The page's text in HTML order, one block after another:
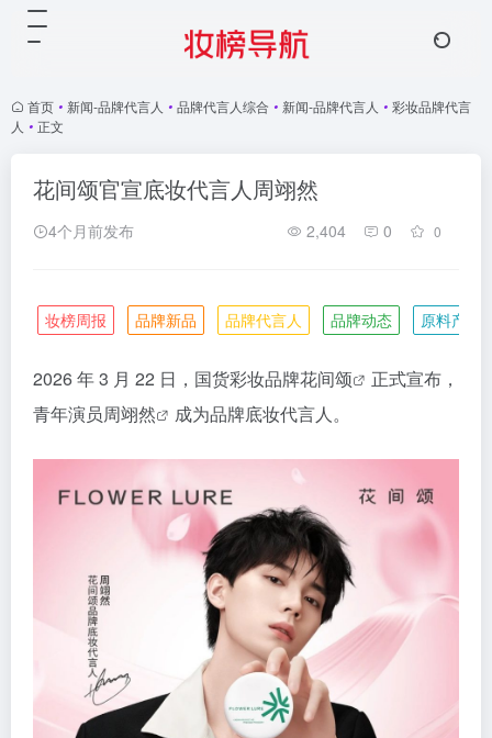
首页 • 新闻-品牌代言人 • 品牌代言人综合 • 新闻-品牌代言人 • 彩妆品牌代言
人 • 正文
花间颂官宣底妆代言人周翊然
4个月前发布 2,404 0 0
妆榜周报 品牌新品 品牌代言人 品牌动态 原料产业
2026 年 3 月 22 日，国货彩妆品牌花间颂
正式宣布，
青年演员周翊然 成为品牌底妆代言人。